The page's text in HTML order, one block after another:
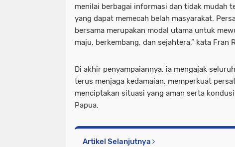
menilai berbagai informasi dan tidak mudah
yang dapat memecah belah masyarakat.
bersama merupakan modal utama untuk
maju, berkembang, dan sejahtera,” kata Fran
Di akhir penyampaiannya, ia mengajak
terus menjaga kedamaian, memperkuat
menciptakan situasi yang aman serta
Papua.
Artikel Selanjutnya